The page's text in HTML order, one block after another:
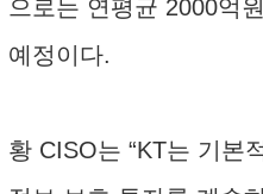
으로는 연평균 2000억
예정이다.
황 CISO는 “KT는 기본